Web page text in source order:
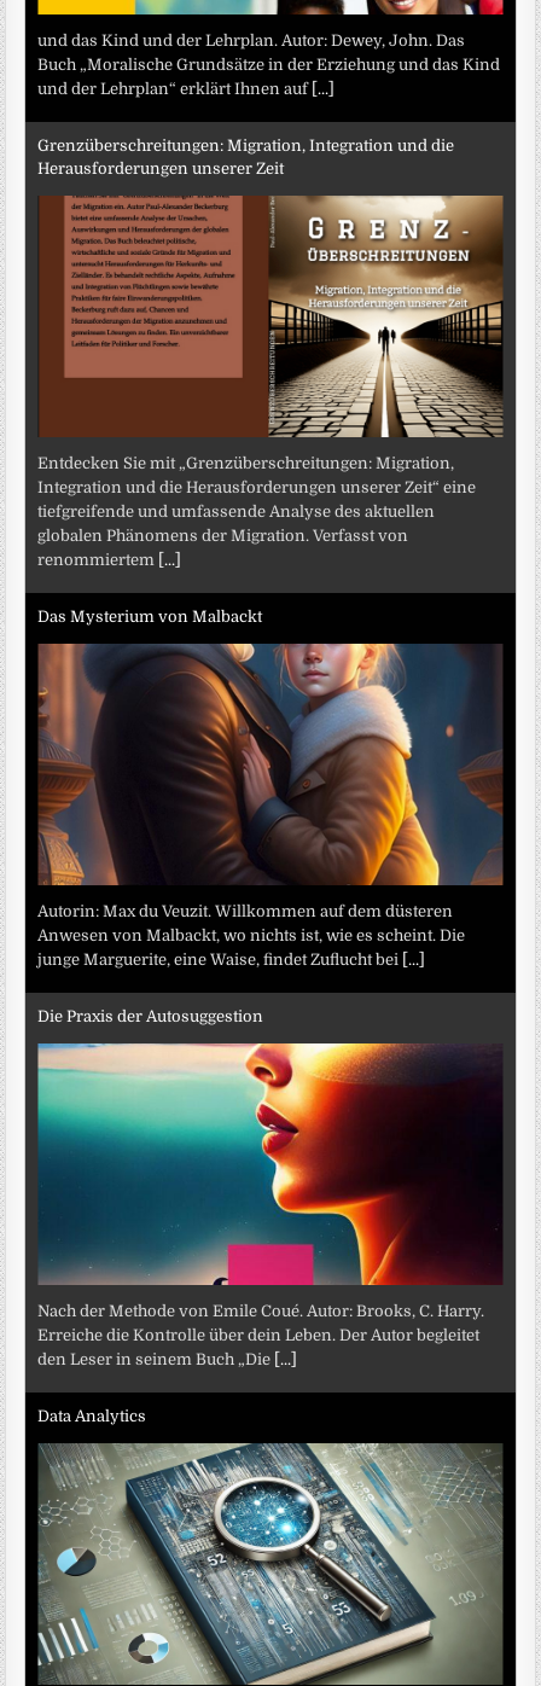
und das Kind und der Lehrplan. Autor: Dewey, John. Das
Buch „Moralische Grundsätze in der Erziehung und das Kind
und der Lehrplan“ erklärt Ihnen auf [...]
Grenzüberschreitungen: Migration, Integration und die
Herausforderungen unserer Zeit
Entdecken Sie mit „Grenzüberschreitungen: Migration,
Integration und die Herausforderungen unserer Zeit“ eine
tiefgreifende und umfassende Analyse des aktuellen
globalen Phänomens der Migration. Verfasst von
renommiertem [...]
Das Mysterium von Malbackt
Autorin: Max du Veuzit. Willkommen auf dem düsteren
Anwesen von Malbackt, wo nichts ist, wie es scheint. Die
junge Marguerite, eine Waise, findet Zuflucht bei [...]
Die Praxis der Autosuggestion
Nach der Methode von Emile Coué. Autor: Brooks, C. Harry.
Erreiche die Kontrolle über dein Leben. Der Autor begleitet
den Leser in seinem Buch „Die [...]
Data Analytics